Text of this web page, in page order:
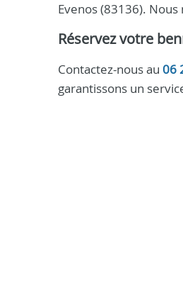
Evenos (83136).
Réservez votre
Contactez-nous au 06
garantissons un